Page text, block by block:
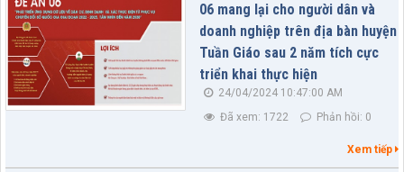
06 mang lại cho người dân và
doanh nghiệp trên địa bàn huyện
Tuần Giáo sau 2 năm tích cực
triển khai thực hiện
24/04/2024 10:47:00 AM
Đã xem: 1722
Phản hồi: 0
Xem tiếp